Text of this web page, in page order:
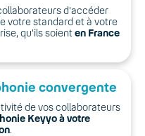
d'accéder
votre standard et à votre
qu'ils soienten France
convergente
de vos collaborateurs
Keyyo à votre
.